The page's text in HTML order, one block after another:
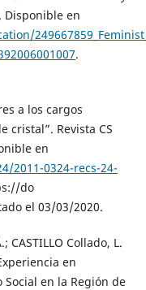
Disponible en
.
a los cargos
cristal”. Revista CS
en
2011-0324-recs-24-
do
el 03/03/2020.
CASTILLO Collado, L.
en
en la Región de